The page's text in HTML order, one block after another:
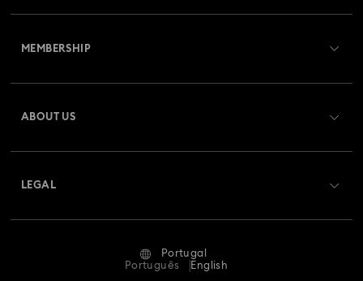
Returns & Exchange
Repair Status
MEMBERSHIP
ABOUT US
LEGAL
Portugal
Português
English